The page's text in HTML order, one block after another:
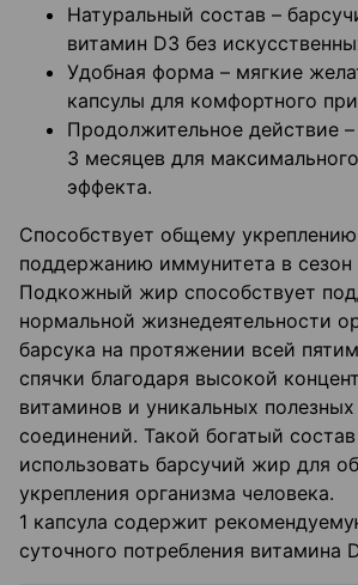
Натуральный состав –
витамин D3 без
Удобная форма – мягкие
капсулы для комфортного
Продолжительное действие
3 месяцев для
эффекта.
Способствует общему
поддержанию иммунитета в сезон
Подкожный жир способствует
нормальной жизнедеятельности
барсука на протяжении всей
спячки благодаря высокой
витаминов и уникальных полезных
соединений. Такой богатый
использовать барсучий жир для
укрепления организма человека.
1 капсула содержит
суточного потребления витамина